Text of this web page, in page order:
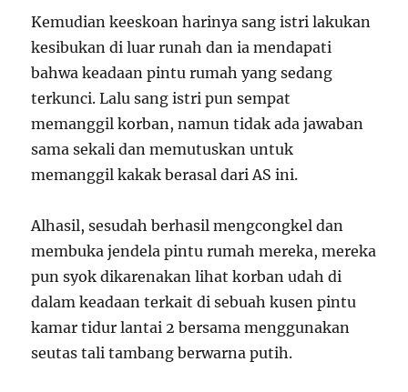
Kemudian keeskoan harinya sang istri lakukan
kesibukan di luar runah dan ia mendapati
bahwa keadaan pintu rumah yang sedang
terkunci. Lalu sang istri pun sempat
memanggil korban, namun tidak ada jawaban
sama sekali dan memutuskan untuk
memanggil kakak berasal dari AS ini.
Alhasil, sesudah berhasil mengcongkel dan
membuka jendela pintu rumah mereka, mereka
pun syok dikarenakan lihat korban udah di
dalam keadaan terkait di sebuah kusen pintu
kamar tidur lantai 2 bersama menggunakan
seutas tali tambang berwarna putih.